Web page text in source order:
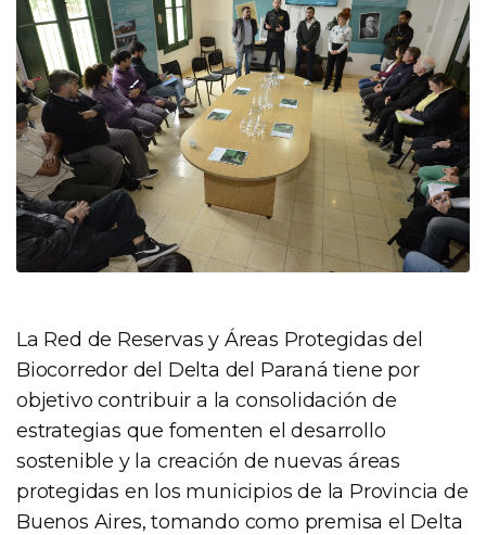
La Red de Reservas y Áreas Protegidas del
Biocorredor del Delta del Paraná tiene por
objetivo contribuir a la consolidación de
estrategias que fomenten el desarrollo
sostenible y la creación de nuevas áreas
protegidas en los municipios de la Provincia de
Buenos Aires, tomando como premisa el Delta